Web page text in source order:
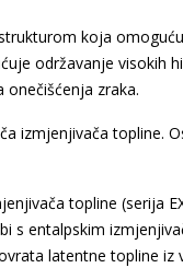
koja
održavanje visokih
zraka.
izmjenjivača topline.
topline (serija
s entalpskim
latentne topline iz